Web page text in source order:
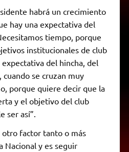
habrá un crecimiento
hay una expectativa del
tiempo, porque
institucionales de club
del hincha, del
cuando se cruzan muy
porque quiere decir que la
y el objetivo del club
ser así”.
otro factor tanto o más
Nacional y es seguir